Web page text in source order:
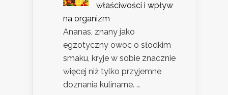
właściwości i wpływ
na organizm
Ananas, znany jako
egzotyczny owoc o słodkim
smaku, kryje w sobie znacznie
więcej niż tylko przyjemne
doznania kulinarne. …